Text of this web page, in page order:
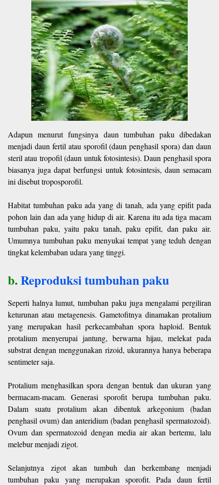
Adapun menurut fungsinya daun tumbuhan paku dibedakan
menjadi daun fertil atau sporofil (daun penghasil spora) dan daun
steril atau tropofil (daun untuk fotosintesis). Daun penghasil spora
biasanya juga dapat berfungsi untuk fotosintesis, daun semacam
ini disebut troposporofil.
Habitat tumbuhan paku ada yang di tanah, ada yang epifit pada
pohon lain dan ada yang hidup di air. Karena itu ada tiga macam
tumbuhan paku, yaitu paku tanah, paku epifit, dan paku air.
Umumnya tumbuhan paku menyukai tempat yang teduh dengan
tingkat kelembaban udara yang tinggi.
b.Reproduksi tumbuhan paku
Seperti halnya lumut, tumbuhan paku juga mengalami pergiliran
keturunan atau metagenesis. Gametofitnya dinamakan protalium
yang merupakan hasil perkecambahan spora haploid. Bentuk
protalium menyerupai jantung, berwarna hijau, melekat pada
substrat dengan menggunakan rizoid, ukurannya hanya beberapa
sentimeter saja.
Protalium menghasilkan spora dengan bentuk dan ukuran yang
bermacam-macam. Generasi sporofit berupa tumbuhan paku.
Dalam suatu protalium akan dibentuk arkegonium (badan
penghasil ovum) dan anteridium (badan penghasil spermatozoid).
Ovum dan spermatozoid dengan media air akan bertemu, lalu
melebur menjadi zigot.
Selanjutnya zigot akan tumbuh dan berkembang menjadi
tumbuhan paku yang merupakan sporofit. Pada daun fertil